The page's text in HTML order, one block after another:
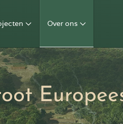
Over ons